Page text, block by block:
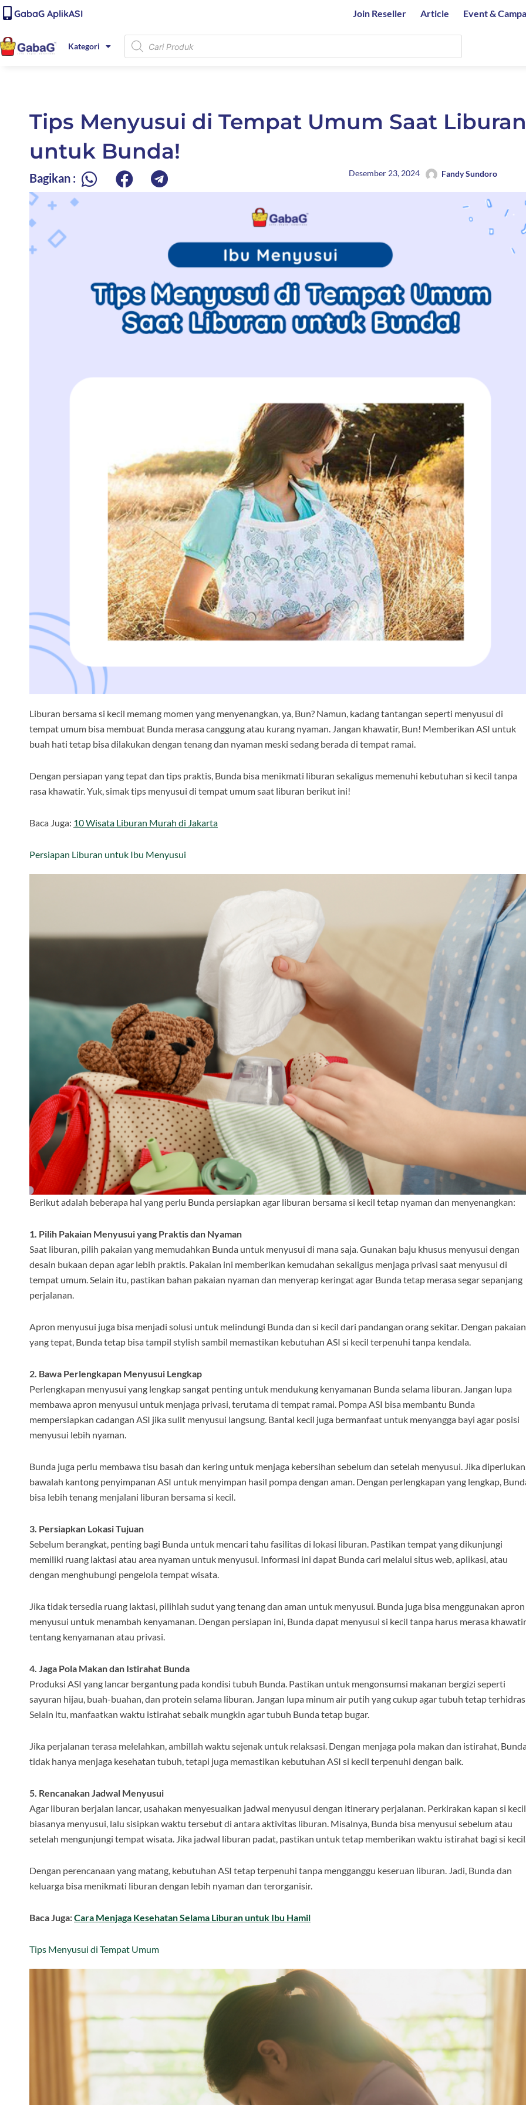
content
Lewati
ke
konten
GabaG AplikASI Join Reseller Article Event &
Kategori
Products
search
Tips Menyusui di Tempat Umum Saat Liburan
untuk Bunda!
Bagikan : Desember 23, 2024 Fandy Sundoro
Liburan bersama si kecil memang momen yang menyenangkan, ya, Bun? Namun, kadang tantangan seperti menyusui di
tempat umum bisa membuat Bunda merasa canggung atau kurang nyaman. Jangan khawatir, Bun! Memberikan ASI untuk
buah hati tetap bisa dilakukan dengan tenang dan nyaman meski sedang berada di tempat ramai.
Dengan persiapan yang tepat dan tips praktis, Bunda bisa menikmati liburan sekaligus memenuhi kebutuhan si kecil tanpa
rasa khawatir. Yuk, simak tips menyusui di tempat umum saat liburan berikut ini!
Baca Juga: 10 Wisata Liburan Murah di Jakarta
Persiapan Liburan untuk Ibu Menyusui
Berikut adalah beberapa hal yang perlu Bunda persiapkan agar liburan bersama si kecil tetap nyaman dan menyenangkan:
1. Pilih Pakaian Menyusui yang Praktis dan Nyaman
Saat liburan, pilih pakaian yang memudahkan Bunda untuk menyusui di mana saja. Gunakan baju khusus menyusui dengan
desain bukaan depan agar lebih praktis. Pakaian ini memberikan kemudahan sekaligus menjaga privasi saat menyusui di
tempat umum. Selain itu, pastikan bahan pakaian nyaman dan menyerap keringat agar Bunda tetap merasa segar sepanjang
perjalanan.
Apron menyusui juga bisa menjadi solusi untuk melindungi Bunda dan si kecil dari pandangan orang sekitar. Dengan pakaian
yang tepat, Bunda tetap bisa tampil stylish sambil memastikan kebutuhan ASI si kecil terpenuhi tanpa kendala.
2. Bawa Perlengkapan Menyusui Lengkap
Perlengkapan menyusui yang lengkap sangat penting untuk mendukung kenyamanan Bunda selama liburan. Jangan lupa
membawa apron menyusui untuk menjaga privasi, terutama di tempat ramai. Pompa ASI bisa membantu Bunda
mempersiapkan cadangan ASI jika sulit menyusui langsung. Bantal kecil juga bermanfaat untuk menyangga bayi agar posisi
menyusui lebih nyaman.
Bunda juga perlu membawa tisu basah dan kering untuk menjaga kebersihan sebelum dan setelah menyusui. Jika
bawalah kantong penyimpanan ASI untuk menyimpan hasil pompa dengan aman. Dengan perlengkapan yang lengkap,
bisa lebih tenang menjalani liburan bersama si kecil.
3. Persiapkan Lokasi Tujuan
Sebelum berangkat, penting bagi Bunda untuk mencari tahu fasilitas di lokasi liburan. Pastikan tempat yang dikunjungi
memiliki ruang laktasi atau area nyaman untuk menyusui. Informasi ini dapat Bunda cari melalui situs web, aplikasi, atau
dengan menghubungi pengelola tempat wisata.
Jika tidak tersedia ruang laktasi, pilihlah sudut yang tenang dan aman untuk menyusui. Bunda juga bisa menggunakan apron
menyusui untuk menambah kenyamanan. Dengan persiapan ini, Bunda dapat menyusui si kecil tanpa harus merasa khawatir
tentang kenyamanan atau privasi.
4. Jaga Pola Makan dan Istirahat Bunda
Produksi ASI yang lancar bergantung pada kondisi tubuh Bunda. Pastikan untuk mengonsumsi makanan bergizi seperti
sayuran hijau, buah-buahan, dan protein selama liburan. Jangan lupa minum air putih yang cukup agar tubuh tetap
Selain itu, manfaatkan waktu istirahat sebaik mungkin agar tubuh Bunda tetap bugar.
Jika perjalanan terasa melelahkan, ambillah waktu sejenak untuk relaksasi. Dengan menjaga pola makan dan istirahat,
tidak hanya menjaga kesehatan tubuh, tetapi juga memastikan kebutuhan ASI si kecil terpenuhi dengan baik.
5. Rencanakan Jadwal Menyusui
Agar liburan berjalan lancar, usahakan menyesuaikan jadwal menyusui dengan itinerary perjalanan. Perkirakan kapan si kecil
biasanya menyusui, lalu sisipkan waktu tersebut di antara aktivitas liburan. Misalnya, Bunda bisa menyusui sebelum atau
setelah mengunjungi tempat wisata. Jika jadwal liburan padat, pastikan untuk tetap memberikan waktu istirahat bagi si
Dengan perencanaan yang matang, kebutuhan ASI tetap terpenuhi tanpa mengganggu keseruan liburan. Jadi, Bunda dan
keluarga bisa menikmati liburan dengan lebih nyaman dan terorganisir.
Baca Juga:Cara Menjaga Kesehatan Selama Liburan untuk Ibu Hamil
Tips Menyusui di Tempat Umum